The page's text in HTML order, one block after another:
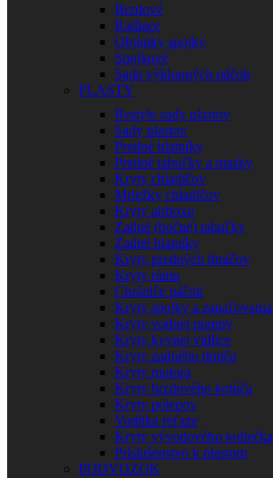
Brzdové
Radiace
Objímky spojky
Spojkové
Sada výklopných páčok
PLASTY
Restyle sady plastov
Sady plastov
Predné blatníky
Predné tabuľky a masky
Kryty chladičov
Mriežky chladičov
Kryty airboxu
Zadné (bočné) tabuľky
Zadné blatníky
Kryty predných tlmičov
Kryty rámu
Chrániče páčok
Kryty spojky a zapaľovania
Kryty vodnej pumpy
Kryty kyvnej vidlice
Kryty zadného tlmiča
Kryty motora
Kryty brzdového kotúča
Kryty polepov
Vodítka reťaze
Kryty vývodového koliečka
Príslušenstvo k plastom
PODVOZOK